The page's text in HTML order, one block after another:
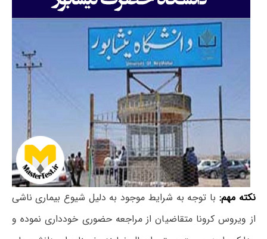
نکته مهم: با توجه به شرایط موجود به دلیل شیوع بیماری ناشی
از ویروس کرونا متقاضیان از مراجعه حضوری خودداری نموده و